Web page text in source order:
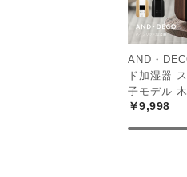
AND・
ド加湿器
子モデル
￥9,998